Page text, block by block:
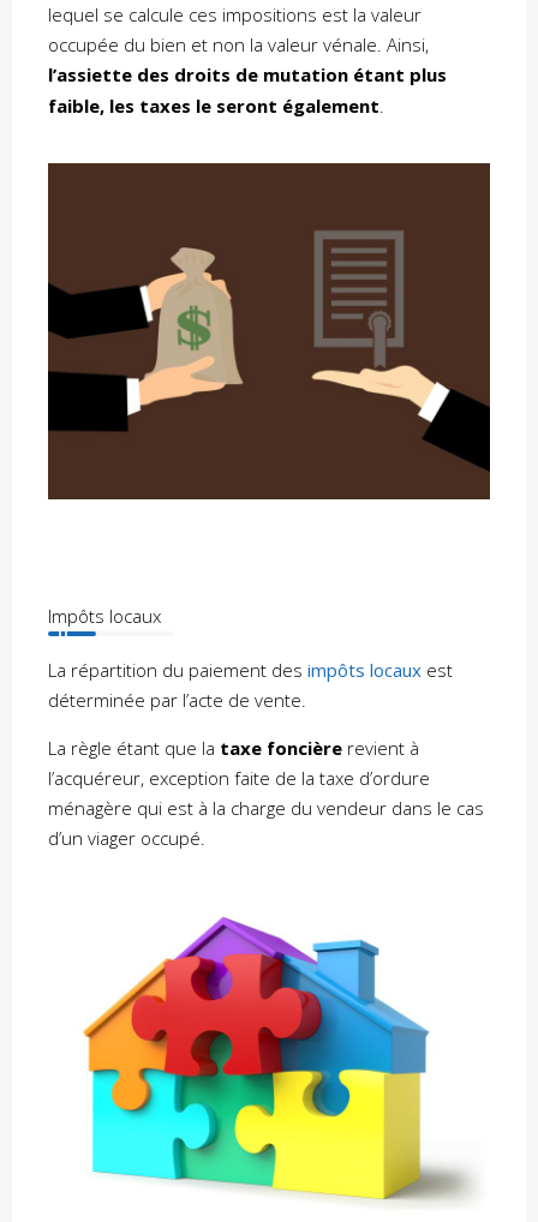
lequel se calcule ces impositions est la valeur
occupée du bien et non la valeur vénale. Ainsi,
l’assiette des droits de mutation étant plus
faible, les taxes le seront également
Impôts locaux
La répartition du paiement des impôts locaux est
déterminée par l’acte de vente.
La règle étant que la taxe foncière revient à
l’acquéreur, exception faite de la taxe d’ordure
ménagère qui est à la charge du vendeur dans le cas
d’un viager occupé.